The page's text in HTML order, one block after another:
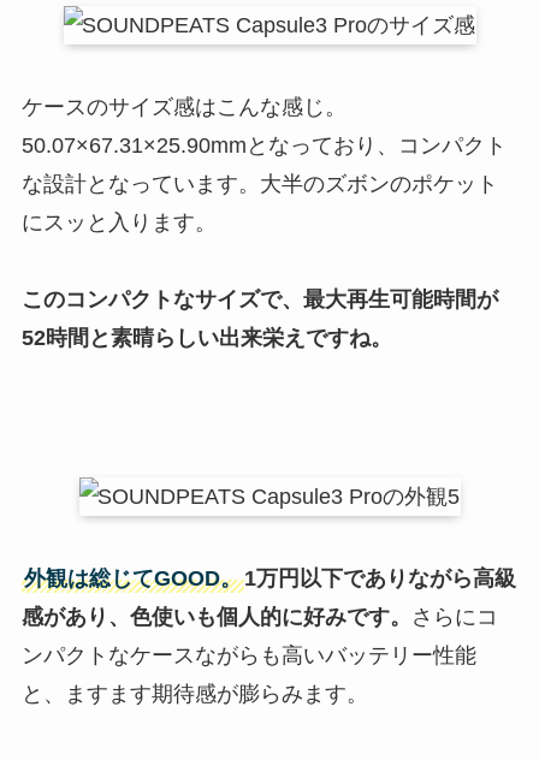
ケースのサイズ感はこんな感じ。
50.07×67.31×25.90mmとなっており、コンパクト
な設計となっています。大半のズボンのポケット
にスッと入ります。
このコンパクトなサイズで、最大再生可能時間が
52時間と素晴らしい出来栄えですね。
外観は総じてGOOD。1万円以下でありながら高級
感があり、色使いも個人的に好みです。
さらにコ
ンパクトなケースながらも高いバッテリー性能
と、ますます期待感が膨らみます。